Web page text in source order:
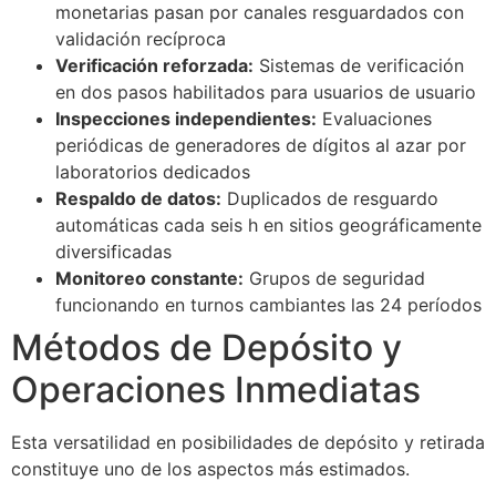
monetarias pasan por canales resguardados con
validación recíproca
Verificación reforzada: Sistemas de verificación
en dos pasos habilitados para usuarios de usuario
Inspecciones independientes: Evaluaciones
periódicas de generadores de dígitos al azar por
laboratorios dedicados
Respaldo de datos: Duplicados de resguardo
automáticas cada seis h en sitios geográficamente
diversificadas
Monitoreo constante: Grupos de seguridad
funcionando en turnos cambiantes las 24 períodos
Métodos de Depósito y
Operaciones Inmediatas
Esta versatilidad en posibilidades de depósito y retirada
constituye uno de los aspectos más estimados.